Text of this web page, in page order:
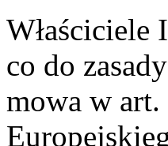
Właściciele
co do
mowa w art.